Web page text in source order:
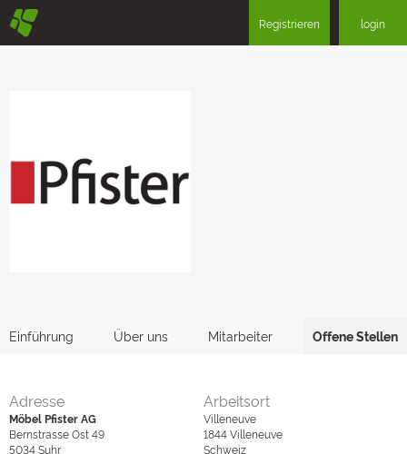
§ Registrieren login
Einführung Über uns Mitarbeiter Offene Stellen
Adresse
Möbel Pfister AG
Bernstrasse Ost 49
5034Suhr
Arbeitsort
Villeneuve
1844Villeneuve
Schweiz